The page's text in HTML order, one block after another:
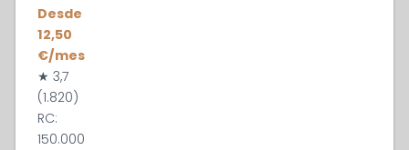
Desde
12,50
€/mes
★ 3,7
(1.820)
RC:
150.000